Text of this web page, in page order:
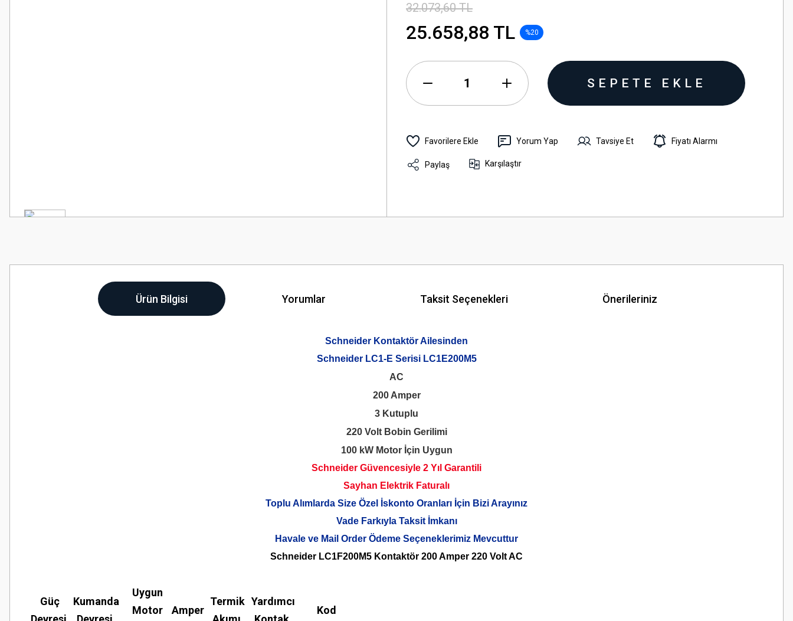
32.073,60 TL
25.658,88 TL %20
SEPETE EKLE
Yorum Yap Tavsiye Et Fiyatı Alarmı
Paylaş Karşılaştır
Ürün Bilgisi Yorumlar Taksit Seçenekleri Önerileriniz
Schneider Kontaktör Ailesinden
Schneider LC1-E Serisi LC1E200M5
AC
200 Amper
3 Kutuplu
220 Volt Bobin Gerilimi
100 kW Motor İçin Uygun
Schneider Güvencesiyle 2 Yıl Garantili
Sayhan Elektrik Faturalı
Toplu Alımlarda Size Özel İskonto Oranları İçin Bizi Arayınız
Vade Farkıyla Taksit İmkanı
Havale ve Mail Order Ödeme Seçeneklerimiz Mevcuttur
Schneider LC1F200M5 Kontaktör 200 Amper 220 Volt AC
Güç
Kumanda
Uygun
Motor
Amper
Termik Yardımcı
Kod